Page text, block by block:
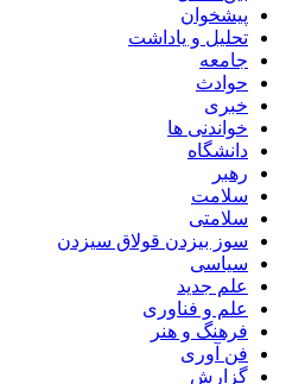
پیشخوان
تحلیل و یاداشت
جامعه
حوادث
خبری
خواندنی ها
دانشگاه
رهبر
سلامت
سلامتی
سوز بیزدن قولاق سیزدن
سیاسی
علم جدید
علم و فناوری
فرهنگ و هنر
فن آوری
گزارش